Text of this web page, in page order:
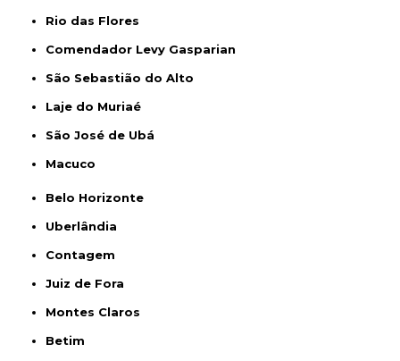
Rio das Flores
Comendador Levy Gasparian
São Sebastião do Alto
Laje do Muriaé
São José de Ubá
Macuco
Belo Horizonte
Uberlândia
Contagem
Juiz de Fora
Montes Claros
Betim